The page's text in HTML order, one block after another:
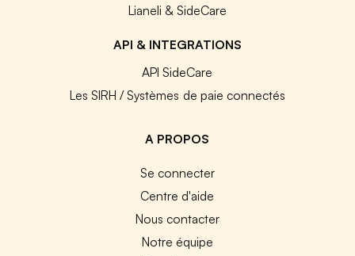
Lianeli & SideCare
API & INTEGRATIONS
API SideCare
Les SIRH / Systèmes de paie connectés
A PROPOS
Se connecter
Centre d'aide
Nous contacter
Notre équipe